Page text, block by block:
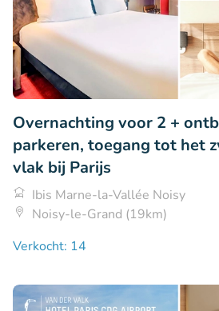
Overnachting voor 2 +
parkeren, toegang tot het
vlak bij Parijs
Ibis Marne-la-Vallée Noisy
Noisy-le-Grand (19km)
Verkocht: 14